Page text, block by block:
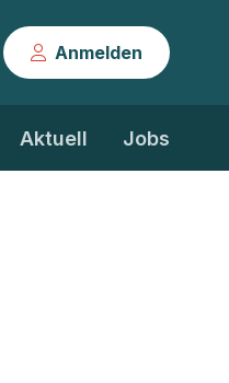
Anmelden
Aktuell Jobs